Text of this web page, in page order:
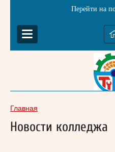
Перейти на
Главная
Новости колледжа